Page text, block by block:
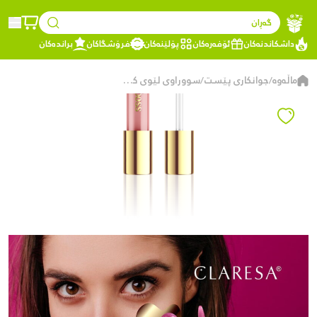
گەڕان
داشکاندنەکان
ئۆفەرەکان پۆلێنەکان فرۆشگاکان براندەکان
ماڵەوە/جوانکاری پێست/ سووراوی لێوی کلاریسا گلۆس، 07